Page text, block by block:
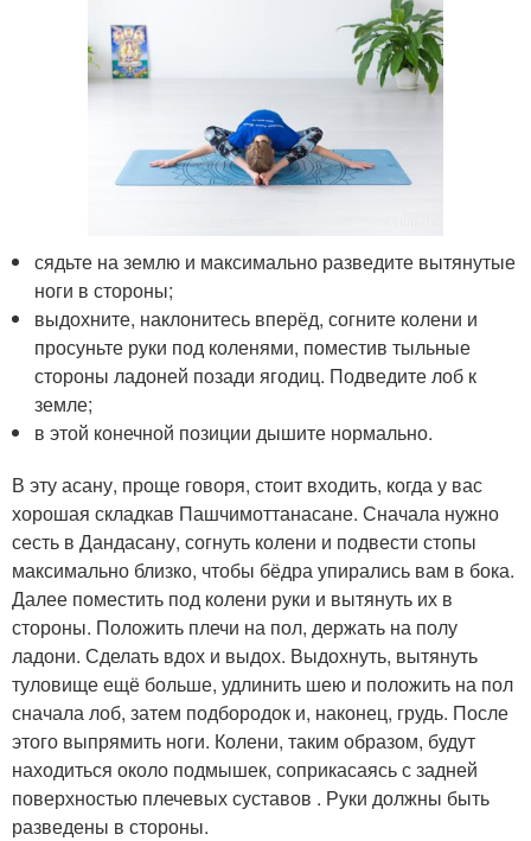
сядьте на землю и максимально разведите вытянутые
ноги в стороны;
выдохните, наклонитесь вперёд, согните колени и
просуньте руки под коленями, поместив тыльные
стороны ладоней позади ягодиц. Подведите лоб к
земле;
в этой конечной позиции дышите нормально.
В эту асану, проще говоря, стоит входить, когда у вас
хорошая складкав Пашчимоттанасане. Сначала нужно
сесть в Дандасану, согнуть колени и подвести стопы
максимально близко, чтобы бёдра упирались вам в бока.
Далее поместить под колени руки и вытянуть их в
стороны. Положить плечи на пол, держать на полу
ладони. Сделать вдох и выдох. Выдохнуть, вытянуть
туловище ещё больше, удлинить шею и положить на пол
сначала лоб, затем подбородок и, наконец, грудь. После
этого выпрямить ноги. Колени, таким образом, будут
находиться около подмышек, соприкасаясь с задней
поверхностью плечевых суставов . Руки должны быть
разведены в стороны.